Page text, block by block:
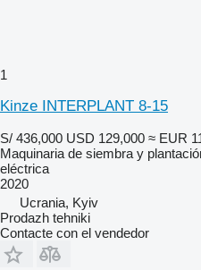
1
Kinze INTERPLANT 8-15
S/ 436,000 USD 129,000 ≈ EUR
Maquinaria de siembra y
eléctrica
2020
Ucrania, Kyiv
Prodazh tehniki
Contacte con el vendedor